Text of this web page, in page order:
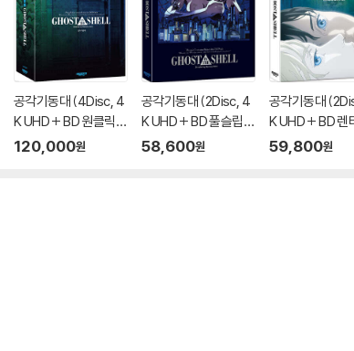
공각기동대 (4Disc, 4
K UHD + BD 원클릭박
스 스틸북 한정판 C Ty
120,000원
공각기동대 (2Disc, 4
K UHD + BD 풀슬립
스틸북 한정판 B Typ
58,600원
공각기동대
K UHD + BD 렌
풀슬립 스틸북 한
59,800원